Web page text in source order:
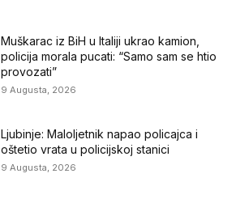
Muškarac iz BiH u Italiji ukrao kamion,
policija morala pucati: “Samo sam se htio
provozati”
9 Augusta, 2026
Ljubinje: Maloljetnik napao policajca i
oštetio vrata u policijskoj stanici
9 Augusta, 2026